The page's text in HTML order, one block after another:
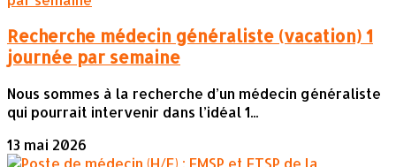
Recherche médecin généraliste (vacation) 1
journée par semaine
Nous sommes à la recherche d’un médecin généraliste
qui pourrait intervenir dans l’idéal 1...
13 mai 2026